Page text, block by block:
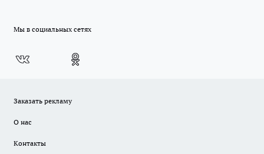
Мы в социальных сетях
Заказать рекламу
О нас
Контакты